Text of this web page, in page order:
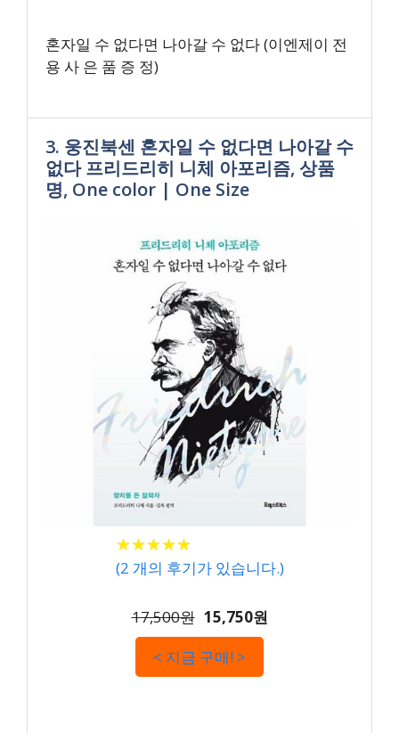
혼자일 수 없다면 나아갈 수 없다 (이엔제이 전
용 사 은 품 증 정)
3. 웅진북센 혼자일 수 없다면 나아갈 수
없다 프리드리히 니체 아포리즘, 상품
명, One color | One Size
★★★★★
★★★★★
(2 개의 후기가 있습니다.)
17,500원 15,750원
< 지금 구매! >